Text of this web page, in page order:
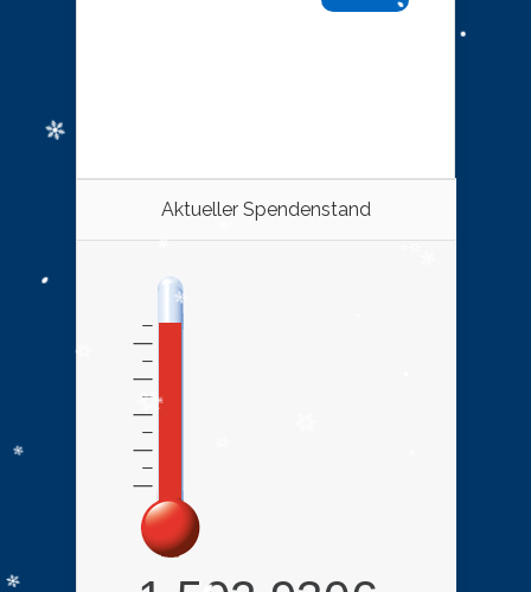
Aktueller Spendenstand